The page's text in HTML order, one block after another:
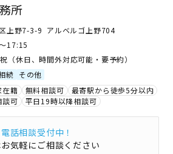
所
上野7-3-9 アルベルゴ上野704
17:15
（休日、時間外対応可能・要予約）
続 その他
在籍 無料相談可
最寄駅から徒歩5分以内
談可
平日19時以降相談可
電話相談受付中！
気軽にご相談ください